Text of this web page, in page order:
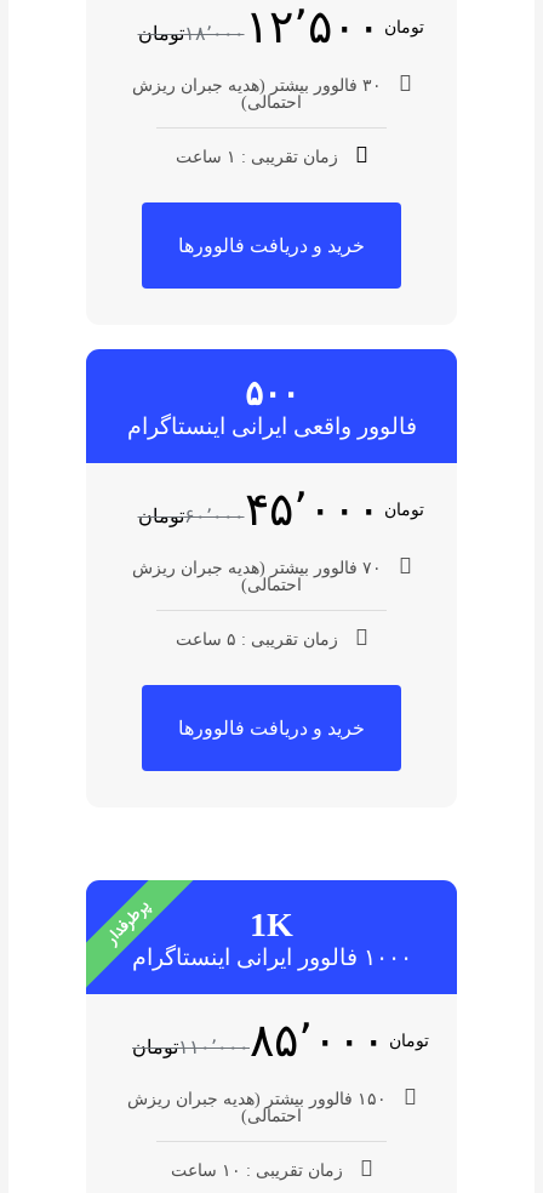
۱۸٬۰۰۰تومان ۱۲٬۵۰۰ تومان
۳۰ فالوور بیشتر (هدیه جبران ریزش
احتمالی)
زمان تقریبی : ۱ ساعت
خرید و دریافت فالوورها
۵۰۰
فالوور واقعی ایرانی اینستاگرام
۶۰٬۰۰۰تومان ۴۵٬۰۰۰ تومان
۷۰ فالوور بیشتر (هدیه جبران ریزش
احتمالی)
زمان تقریبی : ۵ ساعت
خرید و دریافت فالوورها
1K
۱۰۰۰ فالوور ایرانی اینستاگرام
۱۱۰٬۰۰۰تومان ۸۵٬۰۰۰ تومان
۱۵۰ فالوور بیشتر (هدیه جبران ریزش
احتمالی)
زمان تقریبی : ۱۰ ساعت
پرطرفدار